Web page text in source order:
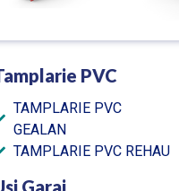
PVC
TAMPLARIE PVC
GEALAN
TAMPLARIE PVC REHAU